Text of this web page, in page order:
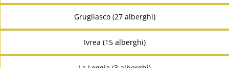
Grugliasco (27 alberghi)
Ivrea (15 alberghi)